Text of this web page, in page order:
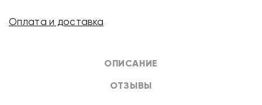
ОПИСАНИЕ
ОТЗЫВЫ
Оплата и доставка